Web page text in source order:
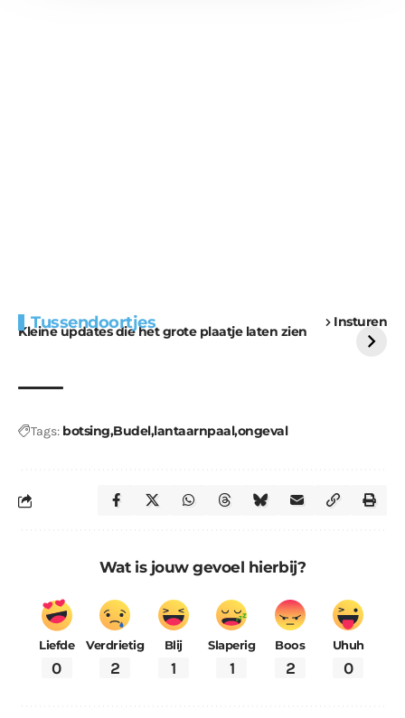
Tussendoortjes Insturen
Kleine updates die het grote plaatje laten zien
voor kabouters
uitdaging
Tags: botsing Budellantaarnpaalongeval
Wat is jouw gevoel hierbij?
Liefde
0
Verdrietig
2
Blij
1
Slaperig
1
Boos
2
Uhuh
0